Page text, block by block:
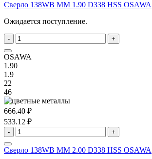
Сверло 138WB MM 1.90 D338 HSS OSAWA
Ожидается поступление.
- +
OSAWA
1.90
1.9
22
46
666.40 ₽
533.12 ₽
- +
Сверло 138WB MM 2.00 D338 HSS OSAWA